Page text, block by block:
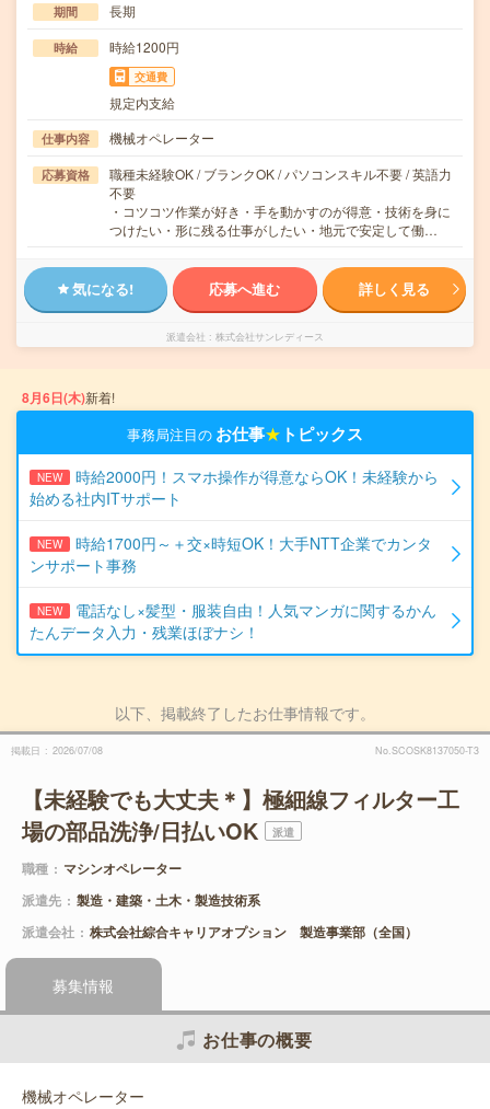
期間 長期
時給 時給1200円
交通費
規定内支給
仕事内容 機械オペレーター
応募資格
職種未経験OK / ブランクOK / パソコンスキル不要 / 英語力
不要
・コツコツ作業が好き・手を動かすのが得意・技術を身に
つけたい・形に残る仕事がしたい・地元で安定して働…
気になる! 応募へ進む 詳しく見る
派遣会社 株式会社サンレディース
8月6日(木)新着!
事務局注目の お仕事★ トピックス
NEW
時給2000円！スマホ操作が得意ならOK！未経験から
始める社内ITサポート
NEW
時給1700円～＋交×時短OK！大手NTT企業でカンタ
ンサポート事務
NEW
電話なし×髪型・服装自由！人気マンガに関するかん
たんデータ入力・残業ほぼナシ！
以下、掲載終了したお仕事情報です。
掲載日 2026/07/08 No.SCOSK8137050-T3
【未経験でも大丈夫＊】極細線フィルター工
場の部品洗浄/日払いOK
派遣
職種
マシンオペレーター
派遣先
製造・建築・土木・製造技術系
派遣会社
株式会社綜合キャリアオプション 製造事業部（全国）
募集情報
お仕事の概要
機械オペレーター